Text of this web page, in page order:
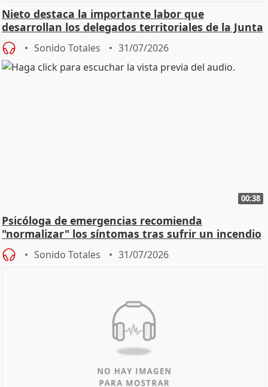
Nieto destaca la importante labor que
desarrollan los delegados territoriales de la Junta
Sonido Totales 31/07/2026
00:38
Psicóloga de emergencias recomienda
"normalizar" los síntomas tras sufrir un incendio
Sonido Totales 31/07/2026